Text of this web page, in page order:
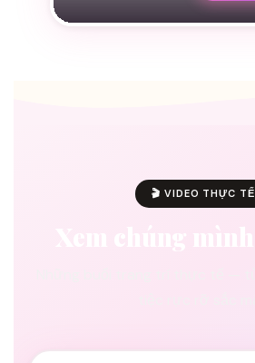
🎬 VIDEO THỰC TẾ
Xem chúng mình